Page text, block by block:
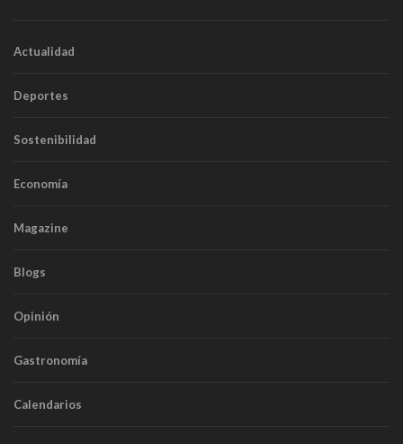
Actualidad
Deportes
Sostenibilidad
Economía
Magazine
Blogs
Opinión
Gastronomía
Calendarios